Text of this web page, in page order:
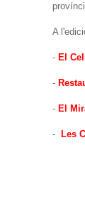
A
- El
-
- El
- Les